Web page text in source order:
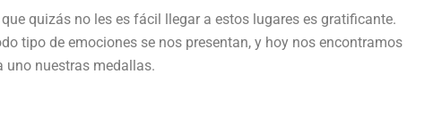
quizás no les es fácil llegar a estos lugares es gratificante.
tipo de emociones se nos presentan, y hoy nos encontramos
uno nuestras medallas.